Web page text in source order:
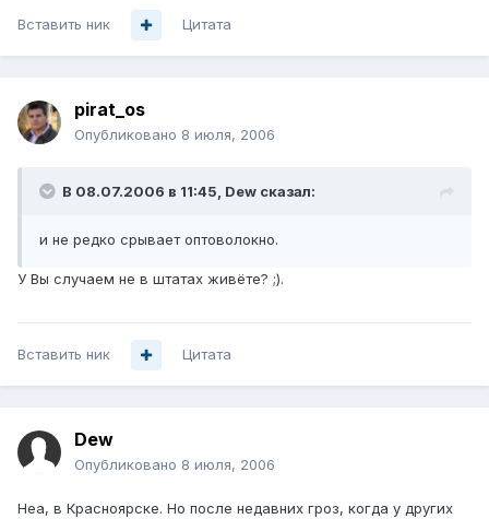
Вставить ник Цитата
pirat_os
Опубликовано 8 июля, 2006
В 08.07.2006 в 11:45, Dew сказал:
и не редко срывает оптоволокно.
У Вы случаем не в штатах живёте? ;).
Вставить ник Цитата
Dew
Опубликовано 8 июля, 2006
Неа, в Красноярске. Но после недавних гроз, когда у других